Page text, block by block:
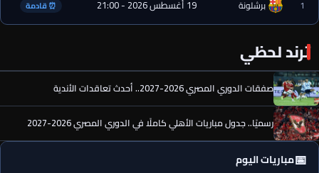
1
برشلونة 19 أغسطس 2026 - 21:00 ⏰ قادمة
ترند لحظي
صفقات الدوري المصري 2026-2027.. أحدث تعاقدات الأندية
رسميًا.. جدول مباريات الأهلي كاملًا في الدوري المصري 2026-2027
📅مباريات اليوم